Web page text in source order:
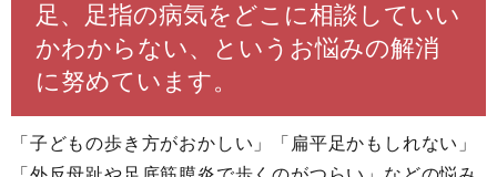
足、足指の病気をどこに相談していい
かわからない、というお悩みの解消
に努めています。
「子どもの歩き方がおかしい」「扁平足かもしれない」